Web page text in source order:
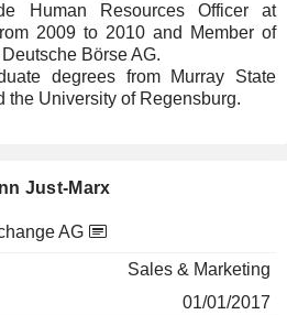
Human Resources Officer at
2009 to 2010 and Member of
Börse AG.
degrees from Murray State
the University of Regensburg.
Just-Marx
AG
Sales & Marketing
01/01/2017